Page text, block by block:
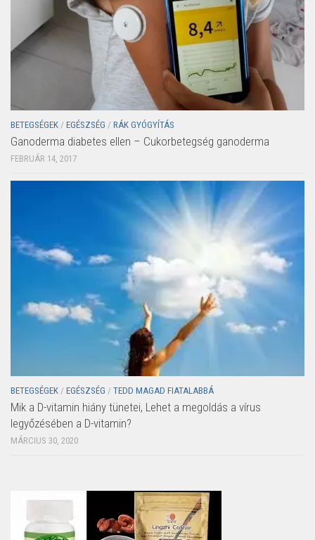
BETEGSÉGEK / EGÉSZSÉG / RÁK GYÓGYÍTÁS
Ganoderma diabetes ellen – Cukorbetegség ganoderma
FEBRUÁR 14, 2017
BETEGSÉGEK / EGÉSZSÉG / TEDD MAGAD FIATALABBÁ
Mik a D-vitamin hiány tünetei, Lehet a megoldás a vírus
legyőzésében a D-vitamin?
MÁRCIUS 30, 2020